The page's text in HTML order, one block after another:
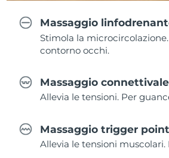
Massaggio
Stimola la
contorno occhi.
Massaggio connettivale
Allevia le tensioni. Per
Massaggio trigger point
Allevia le tensioni muscolari.